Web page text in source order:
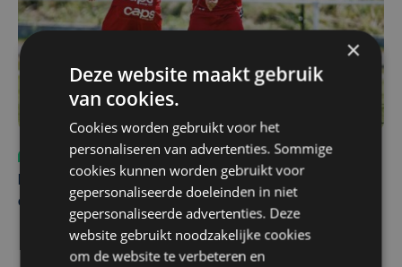
Sport
vr 31 juli | 12:46
Net voor kraker tegen Essevee: match van KV Kortrijk
op Anderlecht uitgesteld door Europees voetbal
×
Deze website maakt gebruik
van cookies.
Cookies worden gebruikt voor het
personaliseren van advertenties. Sommige
cookies kunnen worden gebruikt voor
gepersonaliseerde doeleinden in niet
gepersonaliseerde advertenties. Deze
website gebruikt noodzakelijke cookies
om de website te verbeteren en